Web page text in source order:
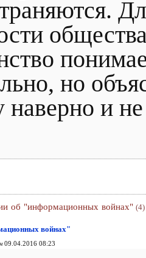
но
наверно и
об "информационных войнах" (4)
войнах"
09.04.2016 08:23